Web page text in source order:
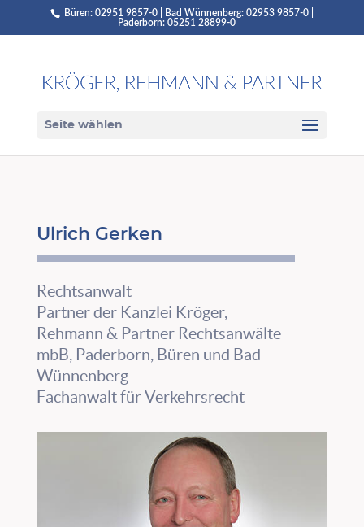
Büren: 02951 9857-0 | Bad Wünnenberg: 02953 9857-0 |
Paderborn: 05251 28899-0
Seite wählen
Ulrich Gerken
Rechtsanwalt
Partner der Kanzlei Kröger,
Rehmann & Partner Rechtsanwälte
mbB, Paderborn, Büren und Bad
Wünnenberg
Fachanwalt für Verkehrsrecht